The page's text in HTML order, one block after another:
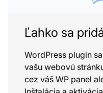
Ľahko sa
WordPress plugin
vašu webovú
cez váš WP panel